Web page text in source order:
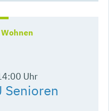
Uhr
Senioren